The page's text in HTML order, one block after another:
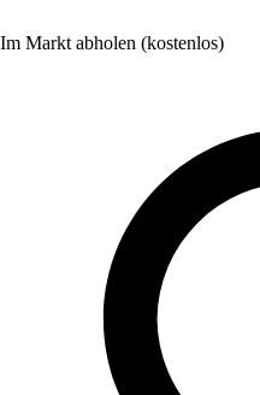
Im Markt abholen (kostenlos)